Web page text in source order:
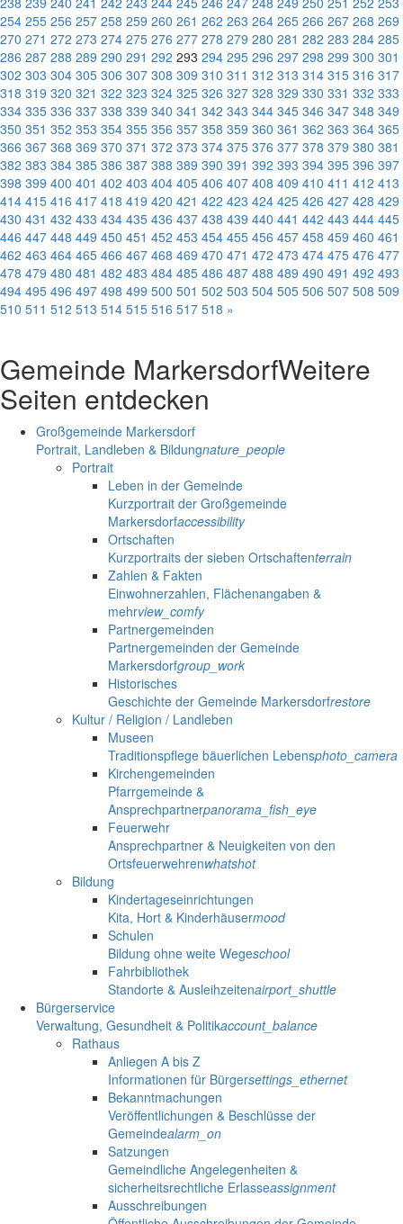
254 255 256 257 258 259 260 261 262 263 264 265 266 267 268 269
270 271 272 273 274 275 276 277 278 279 280 281 282 283 284 285
286 287 288 289 290 291 292 293 294 295 296 297 298 299 300 301
302 303 304 305 306 307 308 309 310 311 312 313 314 315 316 317
318 319 320 321 322 323 324 325 326 327 328 329 330 331 332 333
334 335 336 337 338 339 340 341 342 343 344 345 346 347 348 349
350 351 352 353 354 355 356 357 358 359 360 361 362 363 364 365
366 367 368 369 370 371 372 373 374 375 376 377 378 379 380 381
382 383 384 385 386 387 388 389 390 391 392 393 394 395 396 397
398 399 400 401 402 403 404 405 406 407 408 409 410 411 412 413
414 415 416 417 418 419 420 421 422 423 424 425 426 427 428 429
430 431 432 433 434 435 436 437 438 439 440 441 442 443 444 445
446 447 448 449 450 451 452 453 454 455 456 457 458 459 460 461
462 463 464 465 466 467 468 469 470 471 472 473 474 475 476 477
478 479 480 481 482 483 484 485 486 487 488 489 490 491 492 493
494 495 496 497 498 499 500 501 502 503 504 505 506 507 508 509
510 511 512 513 514 515 516 517 518 »
Gemeinde MarkersdorfWeitere
Seiten entdecken
Großgemeinde Markersdorf
Portrait, Landleben & Bildungnature_people
Portrait
Leben in der Gemeinde
Kurzportrait der Großgemeinde
Markersdorfaccessibility
Ortschaften
Kurzportraits der sieben Ortschaftenterrain
Zahlen & Fakten
Einwohnerzahlen, Flächenangaben &
mehrview_comfy
Partnergemeinden
Partnergemeinden der Gemeinde
Markersdorfgroup_work
Historisches
Geschichte der Gemeinde Markersdorfrestore
Kultur / Religion / Landleben
Museen
Traditionspflege bäuerlichen Lebensphoto_camera
Kirchengemeinden
Pfarrgemeinde &
Ansprechpartnerpanorama_fish_eye
Feuerwehr
Ansprechpartner & Neuigkeiten von den
Ortsfeuerwehrenwhatshot
Bildung
Kindertageseinrichtungen
Kita, Hort & Kinderhäusermood
Schulen
Bildung ohne weite Wegeschool
Fahrbibliothek
Standorte & Ausleihzeitenairport_shuttle
Bürgerservice
Verwaltung, Gesundheit & Politikaccount_balance
Rathaus
Anliegen A bis Z
Informationen für Bürgersettings_ethernet
Bekanntmachungen
Veröffentlichungen & Beschlüsse der
Gemeindealarm_on
Satzungen
Gemeindliche Angelegenheiten &
sicherheitsrechtliche Erlasseassignment
Ausschreibungen